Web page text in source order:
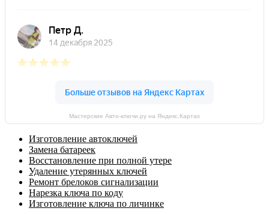
Мастерские Авто-ключи.ру на Яндекс.Картах
Изготовление автоключей
Замена батареек
Восстановление при полной утере
Удаление утерянных ключей
Ремонт брелоков сигнализации
Нарезка ключа по коду
Изготовление ключа по личинке